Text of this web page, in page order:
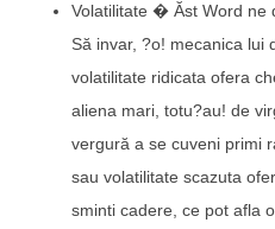
Volatilitate � Ăst Word ne
Să invar, ?o! mecanica lui
volatilitate ridicata ofera
aliena mari, totu?au! de
vergură a se cuveni primi
sau volatilitate scazuta
sminti cadere, ce pot afla